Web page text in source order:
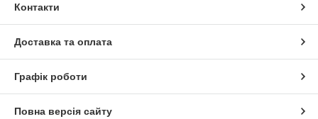
Контакти
Доставка та оплата
Графік роботи
Повна версія сайту